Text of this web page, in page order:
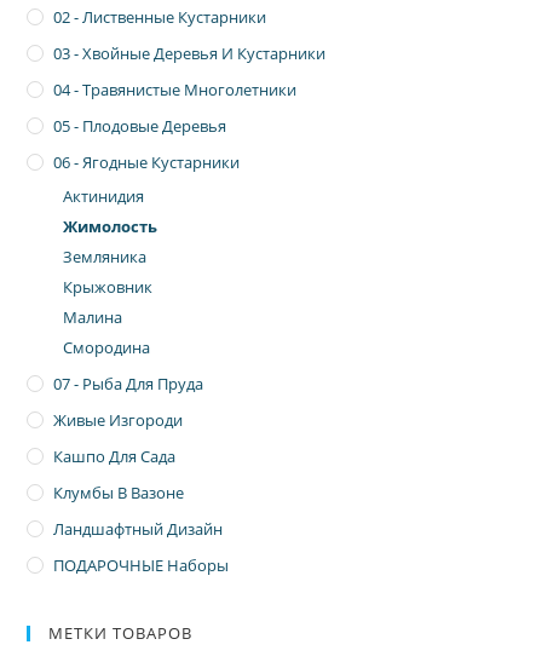
02 - Лиственные Кустарники
03 - Хвойные Деревья И Кустарники
04 - Травянистые Многолетники
05 - Плодовые Деревья
06 - Ягодные Кустарники
Актинидия
Жимолость
Земляника
Крыжовник
Малина
Смородина
07 - Рыба Для Пруда
Живые Изгороди
Кашпо Для Сада
Клумбы В Вазоне
Ландшафтный Дизайн
ПОДАРОЧНЫЕ Наборы
МЕТКИ ТОВАРОВ